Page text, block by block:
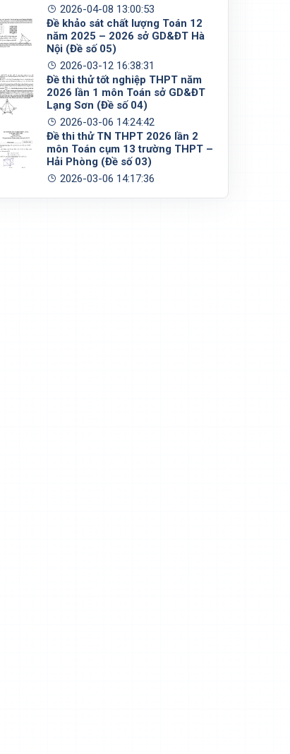
2026-04-08 13:00:53
Đề khảo sát chất lượng Toán 12
năm 2025 – 2026 sở GD&ĐT Hà
Nội (Đề số 05)
2026-03-12 16:38:31
Đề thi thử tốt nghiệp THPT năm
2026 lần 1 môn Toán sở GD&ĐT
Lạng Sơn (Đề số 04)
2026-03-06 14:24:42
Đề thi thử TN THPT 2026 lần 2
môn Toán cụm 13 trường THPT –
Hải Phòng (Đề số 03)
2026-03-06 14:17:36